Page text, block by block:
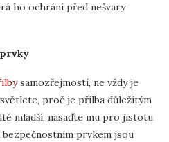
ho ochrání před nešvary
samozřejmostí, ne vždy je
proč je přilba důležitým
mladší, nasaďte mu pro jistotu
prvkem jsou